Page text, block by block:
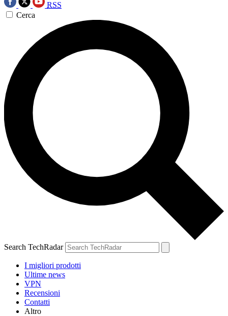
RSS
Cerca
Search TechRadar
I migliori prodotti
Ultime news
VPN
Recensioni
Contatti
Altro